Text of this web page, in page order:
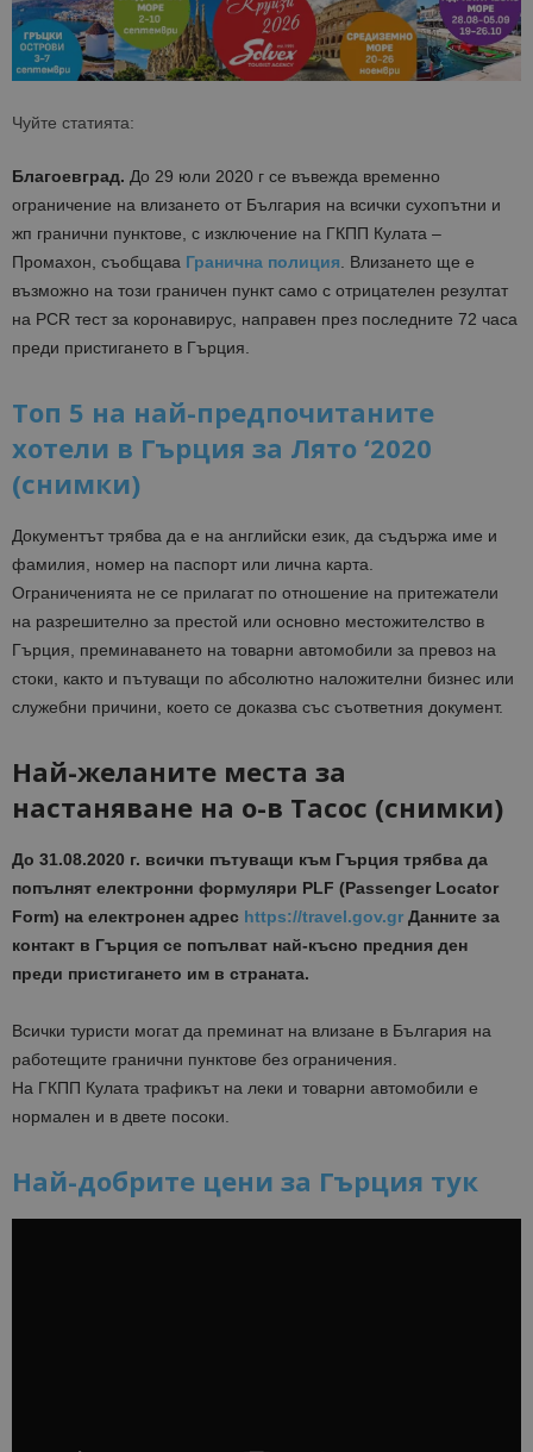
Чуйте статията:
Благоевград. До 29 юли 2020 г се въвежда временно
ограничение на влизането от България на всички сухопътни и
жп гранични пунктове, с изключение на ГКПП Кулата –
Промахон, съобщава Гранична полиция. Влизането ще е
възможно на този граничен пункт само с отрицателен резултат
на РCR тест за коронавирус, направен през последните 72 часа
преди пристигането в Гърция.
Топ 5 на най-предпочитаните
хотели в Гърция за Лято ‘2020
(снимки)
Документът трябва да е на английски език, да съдържа име и
фамилия, номер на паспорт или лична карта.
Ограниченията не се прилагат по отношение на притежатели
на разрешително за престой или основно местожителство в
Гърция, преминаването на товарни автомобили за превоз на
стоки, както и пътуващи по абсолютно наложителни бизнес или
служебни причини, което се доказва със съответния документ.
Най-желаните места за
настаняване на о-в Тасос (снимки)
До 31.08.2020 г. всички пътуващи към Гърция трябва да
попълнят електронни формуляри PLF (Passenger Locator
Form) на електронен адрес https://travel.gov.gr Данните за
контакт в Гърция се попълват най-късно предния ден
преди пристигането им в страната.
Всички туристи могат да преминат на влизане в България на
работещите гранични пунктове без ограничения.
На ГКПП Кулата трафикът на леки и товарни автомобили е
нормален и в двете посоки.
Най-добрите цени за Гърция тук